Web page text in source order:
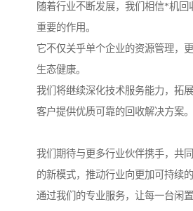
随着行业不断发展，我们相信*机回
重要的作用。
它不仅关乎单个企业的资源管理，
生态健康。
我们将继续深化技术服务能力，拓
客户提供优质可靠的回收解决方案。
我们期待与更多行业伙伴携手，共
的新模式，推动行业向更加可持续的
通过我们的专业服务，让每一台闲